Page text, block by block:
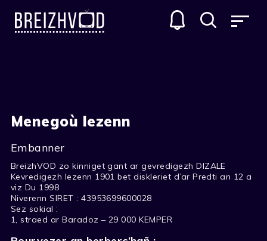
Menegoù lezenn
Embanner
BreizhVOD zo kinniget gant ar gevredigezh DIZALE
Kevredigezh lezenn 1901 bet diskleriet d’ar Predti an 12 a
viz Du 1998
Niverenn SIRET : 43953699600028
Sez sokial :
1, straed ar Baradoz – 29 000 KEMPER